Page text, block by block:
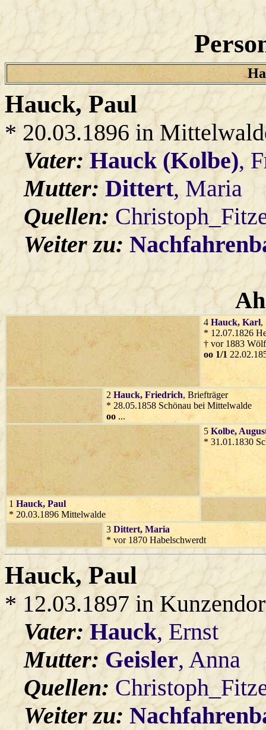
Hauck, Paul
* 20.03.1896 in
Vater:Hauck (Kolbe),
Mutter:Dittert, Maria
Quellen:
Weiter zu:
4 Hauck, Karl,
* 12.07.1826
† vor 1883
oo 1/1
2 Hauck, Friedrich, Briefträger
* 28.05.1858 Schönau bei Mittelwalde
oo ...
5 Kolbe,
* 31.01.1830
1 Hauck, Paul
* 20.03.1896 Mittelwalde
3 Dittert, Maria
* vor 1870 Habelschwerdt
Hauck, Paul
* 12.03.1897 in
Vater:Hauck, Ernst
Mutter:Geisler, Anna
Quellen:
Weiter zu: